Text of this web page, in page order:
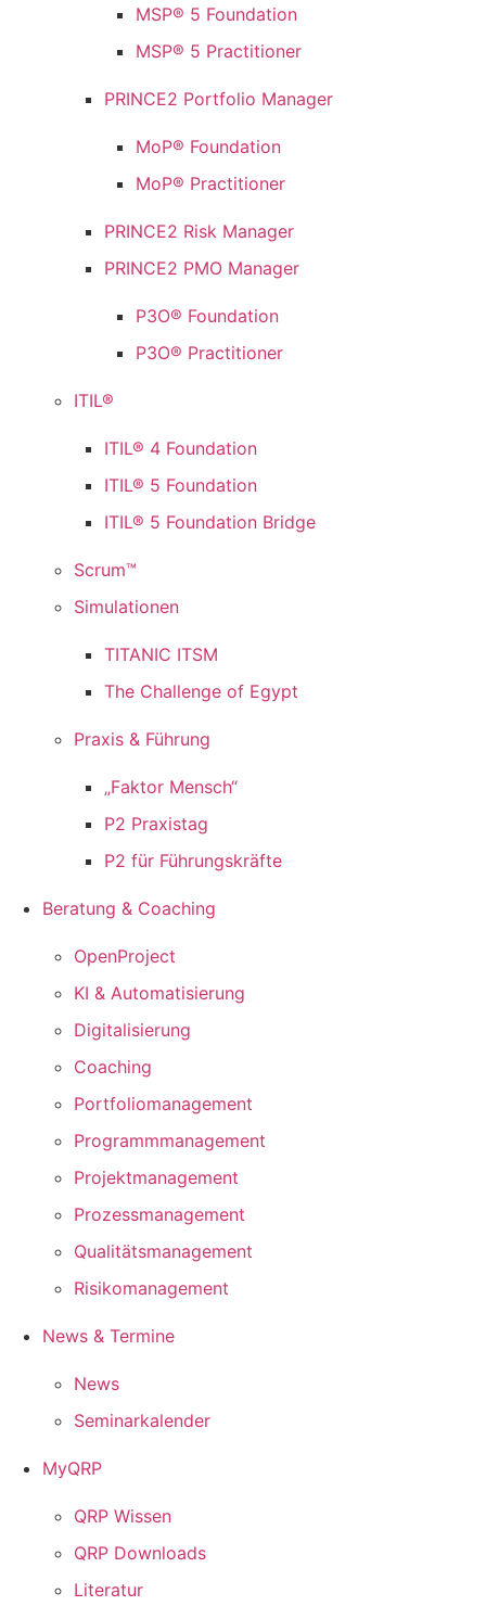
MSP® 5 Foundation
MSP® 5 Practitioner
PRINCE2 Portfolio Manager
MoP® Foundation
MoP® Practitioner
PRINCE2 Risk Manager
PRINCE2 PMO Manager
P3O® Foundation
P3O® Practitioner
ITIL®
ITIL® 4 Foundation
ITIL® 5 Foundation
ITIL® 5 Foundation Bridge
Scrum™
Simulationen
TITANIC ITSM
The Challenge of Egypt
Praxis & Führung
„Faktor Mensch“
P2 Praxistag
P2 für Führungskräfte
Beratung & Coaching
OpenProject
KI & Automatisierung
Digitalisierung
Coaching
Portfoliomanagement
Programmmanagement
Projektmanagement
Prozessmanagement
Qualitätsmanagement
Risikomanagement
News & Termine
News
Seminarkalender
MyQRP
QRP Wissen
QRP Downloads
Literatur